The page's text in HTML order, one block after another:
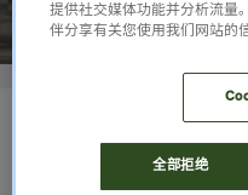
社交媒体社区准
提供社交媒体功能并分析流量
伴分享有关您使用我们网站的
全部拒绝